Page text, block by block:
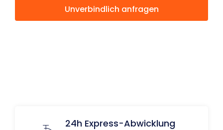
Unverbindlich anfragen
24h Express-Abwicklung